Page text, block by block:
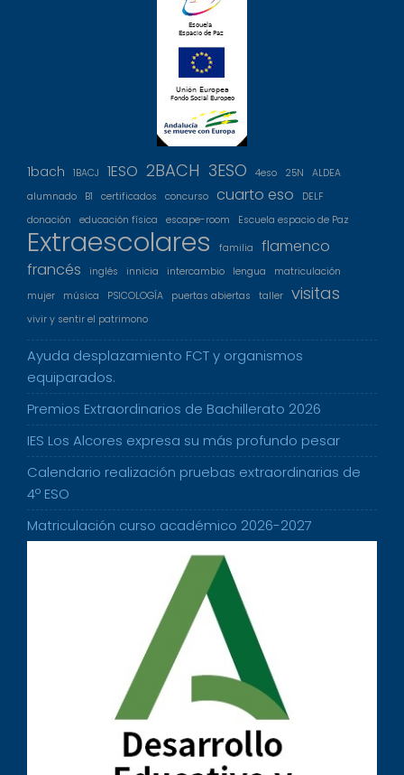
1bach 1BACJ 1ESO 2BACH 3ESO 4eso 25N
ALDEA
alumnado
B1 certificados concurso cuarto eso
DELF
donación
educación física escape-room Escuela espacio de Paz
Extraescolares familia
flamenco
francés
inglés innicia intercambio lengua
matriculación
mujer
música PSICOLOGÍA puertas abiertas taller visitas
vivir y sentir el patrimono
Ayuda desplazamiento FCT y organismos
equiparados.
Premios Extraordinarios de Bachillerato 2026
IES Los Alcores expresa su más profundo pesar
Calendario realización pruebas extraordinarias de
4º ESO
Matriculación curso académico 2026-2027